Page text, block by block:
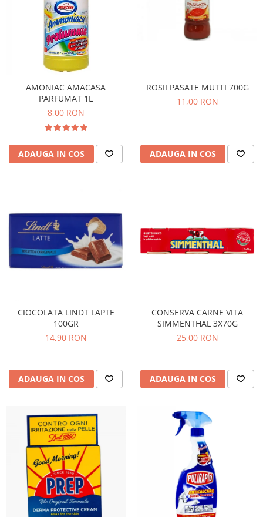
AMONIAC AMACASA
PARFUMAT 1L
8,00 RON
ADAUGA IN COS
ROSII PASATE MUTTI 700G
11,00 RON
ADAUGA IN COS
CIOCOLATA LINDT LAPTE
100GR
14,90 RON
ADAUGA IN COS
CONSERVA CARNE VITA
SIMMENTHAL 3X70G
25,00 RON
ADAUGA IN COS